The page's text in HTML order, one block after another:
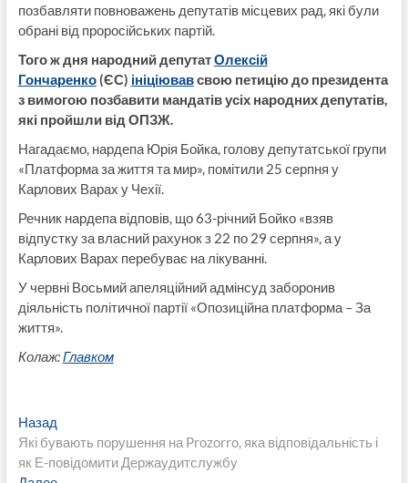
позбавляти повноважень депутатів місцевих рад, які були
обрані від проросійських партій.
Того ж дня народний депутатОлексій
Гончаренко(ЄС) ініціювавсвою петицію до президента
з вимогою позбавити мандатів усіх народних депутатів,
які пройшли від ОПЗЖ.
Нагадаємо, нардепа Юрія Бойка, голову депутатської групи
«Платформа за життя та мир», помітили 25 серпня у
Карлових Варах у Чехії.
Речник нардепа відповів, що 63-річний Бойко «взяв
відпустку за власний рахунок з 22 по 29 серпня», а у
Карлових Варах перебуває на лікуванні.
У червні Восьмий апеляційний адмінсуд заборонив
діяльність політичної партії «Опозиційна платформа – За
життя».
Колаж: Главком
Навигация
по
НазадПредыдущая
запись:
Які бувають порушення на Prozorro, яка відповідальність і
як Е-повідомити Держаудитслужбу